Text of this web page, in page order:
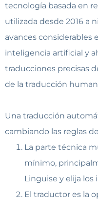
tecnología basada en
utilizada desde 2016 a
avances considerables
inteligencia artificial y
traducciones precisas
de la traducción
Una traducción
cambiando las reglas
La parte técnica
mínimo,
Linguise y elija los
El traductor es la